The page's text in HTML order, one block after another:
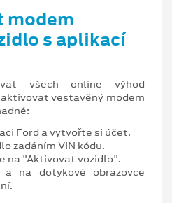
modem
s aplikací
všech online výhod
vestavěný modem
Ford a vytvořte si účet.
zadáním VIN kódu.
na "Aktivovat vozidlo".
na dotykové obrazovce